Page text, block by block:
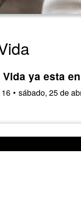
ya esta
16 • sábado, 25 de